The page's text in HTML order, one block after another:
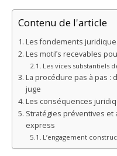
Contenu de l'article
Les fondements
Les motifs recevables
Les vices substantiels
La procédure pas à pas :
juge
Les conséquences
Stratégies préventives
express
L’engagement